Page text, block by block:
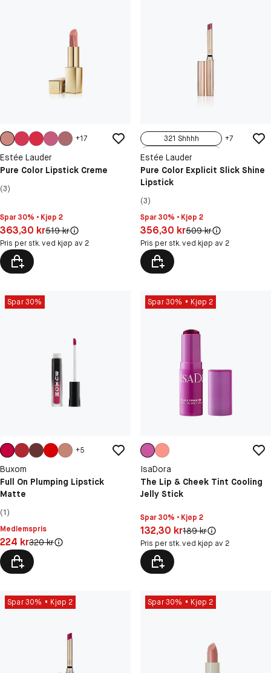
+17
Estée Lauder
Pure Color Lipstick Creme
(3)
Spar 30% • Kjøp 2
Pris: 363,30 kr
363,30 krOriginal pris:
519 kr
Pris per stk. ved kjøp av 2
321 Shhhh
333 Sabotage
404 No Tomorrow
419 Playtime
+7
Estée Lauder
Pure Color Explicit Slick Shine
Lipstick
(3)
Spar 30% • Kjøp 2
Pris: 356,30 kr
356,30 krOriginal pris:
509 kr
Pris per stk. ved kjøp av 2
Spar 30%
+5
Buxom
Full On Plumping Lipstick
Matte
(1)
Medlemspris
Pris: 224 kr
224 krOriginal pris:
320 kr
Spar 30% Kjøp 2
IsaDora
The Lip & Cheek Tint Cooling
Jelly Stick
Spar 30% • Kjøp 2
Pris: 132,30 kr
132,30 krOriginal pris:
189 kr
Pris per stk. ved kjøp av 2
Spar 30% Kjøp 2 Spar 30% Kjøp 2